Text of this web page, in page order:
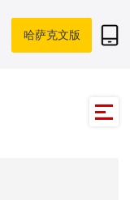
哈萨克文版